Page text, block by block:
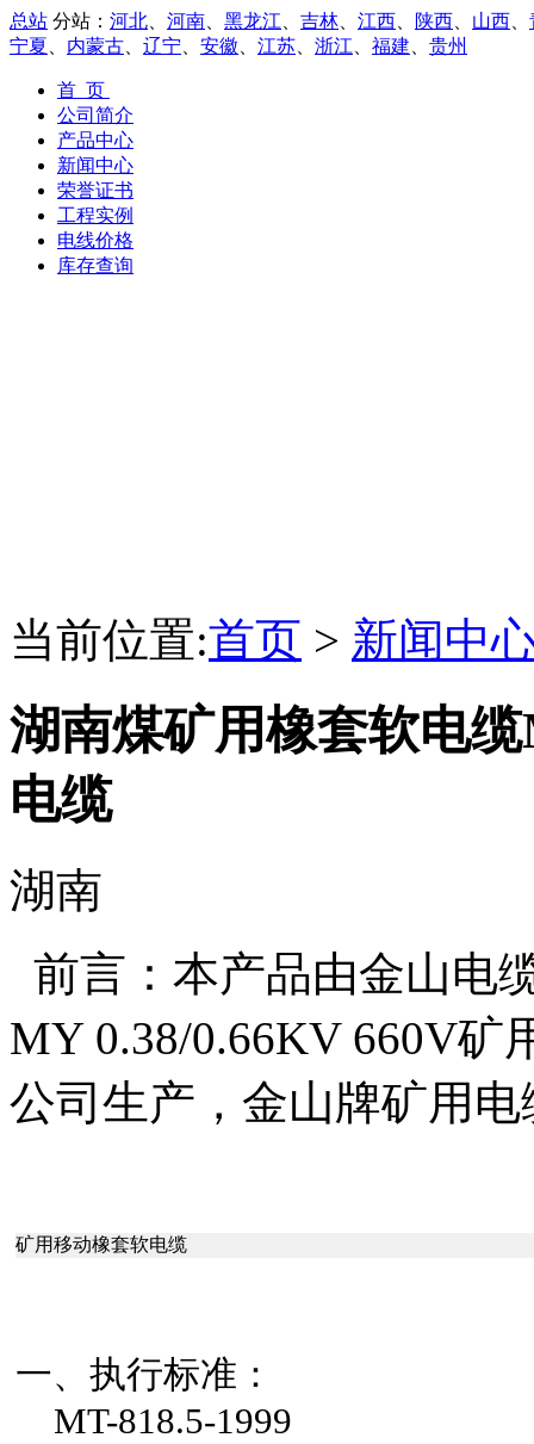
总站 分站： 河北 河南 黑龙江 吉林 江西 陕西 山西
宁夏
内蒙古 辽宁 安徽 江苏 浙江 福建 贵州
首 页
公司简介
产品中心
新闻中心
荣誉证书
工程实例
电线价格
库存查询
当前位置:首页 > 新闻中
湖南煤矿用橡套软电
电缆
湖南
前言：本产品由金山电
MY 0.38/0.66KV 660V矿
公司生产，金山牌矿用
矿用移动橡套软电缆
一、执行标准：
MT-818.5-1999